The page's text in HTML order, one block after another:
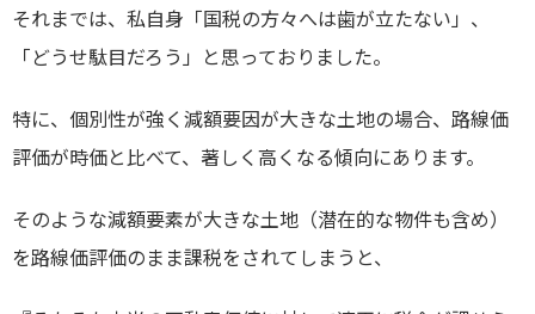
それまでは、私自身「国税の方々へは歯が立たない」、
「どうせ駄目だろう」と思っておりました。
特に、個別性が強く減額要因が大きな土地の場合、路線価
評価が時価と比べて、著しく高くなる傾向にあります。
そのような減額要素が大きな土地（潜在的な物件も含め）
を路線価評価のまま課税をされてしまうと、